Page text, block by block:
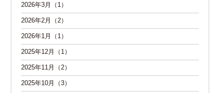
2026年3月（1）
2026年2月（2）
2026年1月（1）
2025年12月（1）
2025年11月（2）
2025年10月（3）